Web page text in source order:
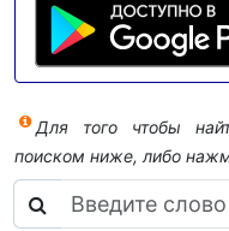
Для того чтобы
поиском ниже, либо